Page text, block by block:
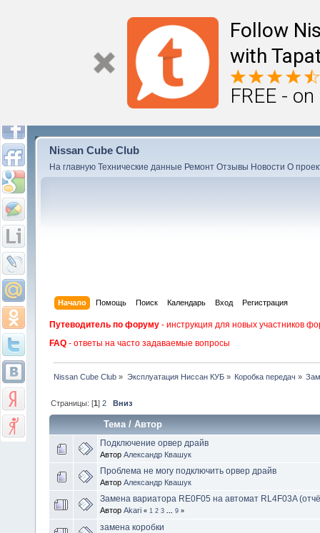
Follow
with
FREE -
Nissan Cube Club
На главную Технические данные Ремонт Отзывы Новости О
Начало Помощь Поиск Календарь Вход Регистрация
Путеводитель по форуму - инструкция для новых участников
FAQ - ответы на часто задаваемые вопросы
Nissan Cube Club » Эксплуатация Ниссан КУБ» Коробка передач »
Страницы: [1]2 Вниз
Тема/Автор
Подключение орвер драйв
Автор Александр Квашук
Проблема не могу подключить орвер драйв
Автор Александр Квашук
Замена вариатора RE0F05 на автомат RL4F03A
Автор Akari « 1 2 3 9 »
замена коробки